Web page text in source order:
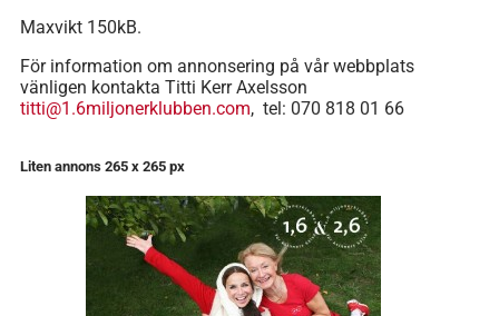
Maxvikt 150kB.
För information om annonsering på vår webbplats
vänligen kontakta Titti Kerr Axelsson
titti@1.6miljonerklubben.com, tel: 070 818 01 66
Liten annons 265 x 265 px